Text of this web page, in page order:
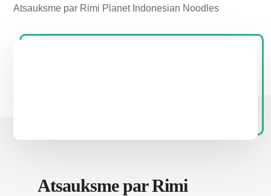
Atsauksme par Rimi Planet Indonesian Noodles
Atsauksme par Rimi